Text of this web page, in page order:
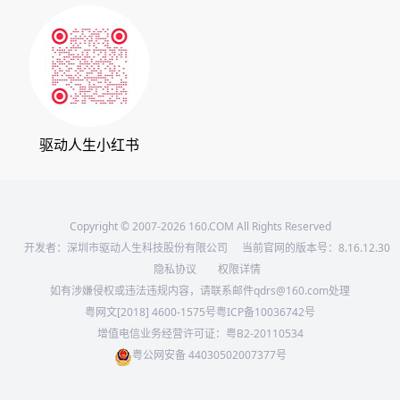
天极下载
驱动人生小红书
Copyright © 2007-2026 160.COM All Rights Reserved
开发者：深圳市驱动人生科技股份有限公司
当前官网的版本号： 8.16.12.30
隐私协议
权限详情
如有涉嫌侵权或违法违规内容，请联系邮件qdrs@160.com处理
粤网文[2018] 4600-1575号粤ICP备10036742号
增值电信业务经营许可证：粤B2-20110534
粤公网安备 44030502007377号